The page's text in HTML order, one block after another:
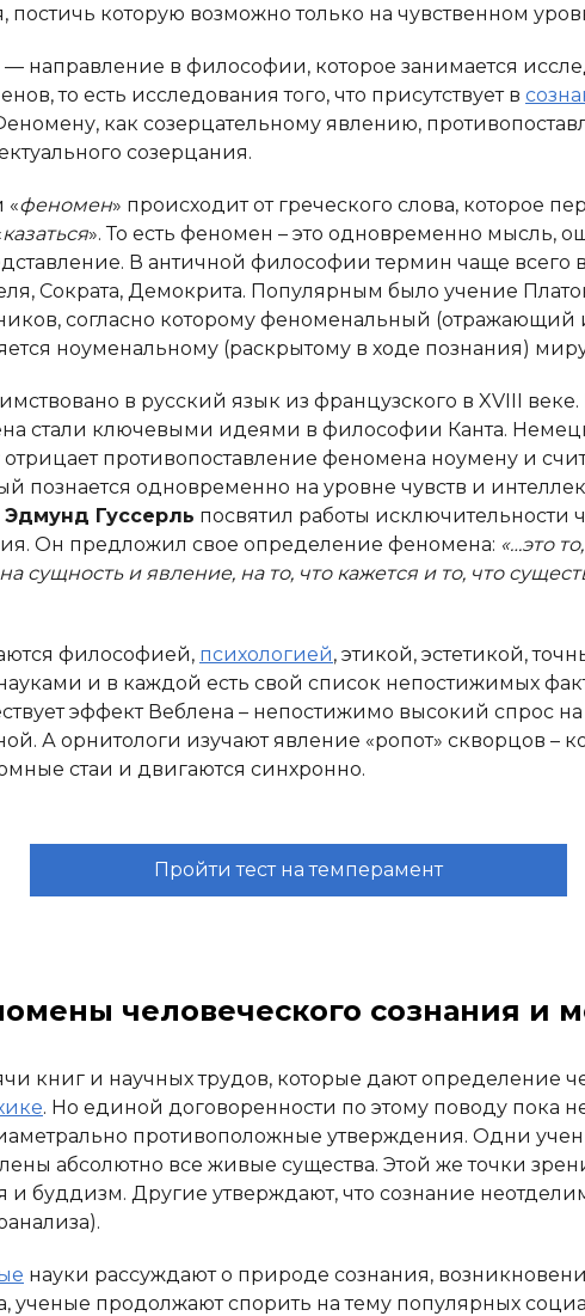
постичь которую возможно только на чувственном
направление в философии, которое занимается
то есть исследования того, что присутствует в
как созерцательному явлению,
созерцания.
«феномен» происходит от греческого слова, которое
казаться». То есть феномен – это одновременно мысль,
В античной философии термин чаще всего
Сократа, Демокрита. Популярным было учение
согласно которому феноменальный
ноуменальному (раскрытому в ходе познания)
в русский язык из французского в XVIII
стали ключевыми идеями в философии Канта.
отрицает противопоставление феномена ноумену и
познается одновременно на уровне чувств и
Эдмунд Гуссерль посвятил работы исключительности
Он предложил свое определение феномена: «…это
сущность и явление, на то, что кажется и то, что
философией, психологией, этикой, эстетикой,
и в каждой есть свой список непостижимых
эффект Веблена – непостижимо высокий спрос на
А орнитологи изучают явление «ропот» скворцов –
стаи и двигаются синхронно.
Пройти тест на темперамент
человеческого сознания и
книг и научных трудов, которые дают определение
. Но единой договоренности по этому поводу пока
противоположные утверждения. Одни
абсолютно все живые существа. Этой же точки
и буддизм. Другие утверждают, что сознание
науки рассуждают о природе сознания,
ученые продолжают спорить на тему популярных